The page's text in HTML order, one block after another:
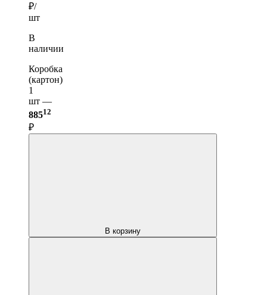
₽/
шт
В
наличии
Коробка
(картон)
1
шт —
88512
₽
В корзину